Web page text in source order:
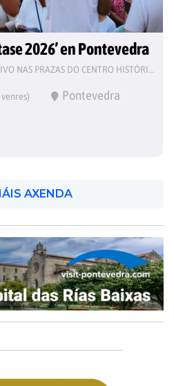
2026’ en Pontevedra
CANTO COLECTIVO NAS PRAZAS DO CENTRO HISTÓRICO
Pontevedra
AXENDA